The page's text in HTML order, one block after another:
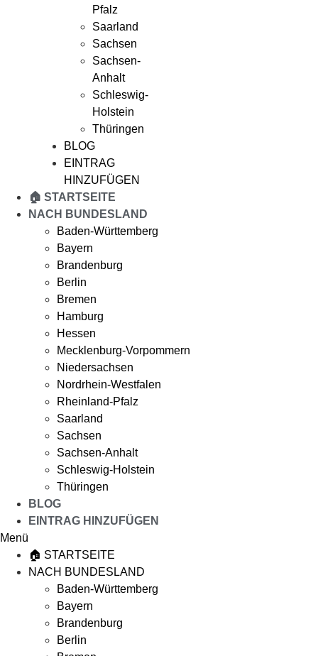
Pfalz
Saarland
Sachsen
Sachsen-
Anhalt
Schleswig-
Holstein
Thüringen
BLOG
EINTRAG
HINZUFÜGEN
🏠 STARTSEITE
NACH BUNDESLAND
Baden-Württemberg
Bayern
Brandenburg
Berlin
Bremen
Hamburg
Hessen
Mecklenburg-Vorpommern
Niedersachsen
Nordrhein-Westfalen
Rheinland-Pfalz
Saarland
Sachsen
Sachsen-Anhalt
Schleswig-Holstein
Thüringen
BLOG
EINTRAG HINZUFÜGEN
Menü
🏠 STARTSEITE
NACH BUNDESLAND
Baden-Württemberg
Bayern
Brandenburg
Berlin